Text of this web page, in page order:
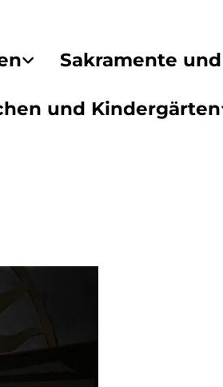
Sakramente
und Kindergärten